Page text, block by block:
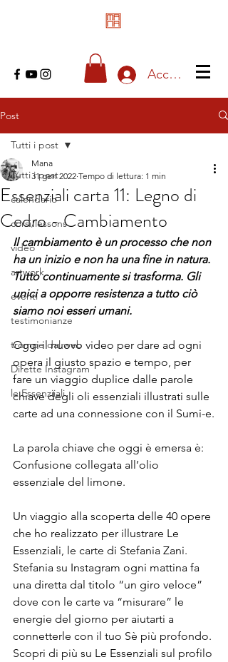
Accedi
Post
Tutti i post
calendario
corsi/lessons
video
artwork
eventi
testimonianze
trompe dal web
Dirette Instagram
le Essenziiali
Tutti i post
Essenziali carta 11: Legno di
Cedro - Cambiamento
Mana
31 gen 2022 Tempo di lettura: 1 min
Il cambiamento è un processo che non
ha un inizio e non ha una fine in natura.
Tutto continuamente si trasforma. Gli
unici a opporre resistenza a tutto ciò
siamo noi esseri umani.
Oggi il nuovo video per dare ad ogni
opera il giusto spazio e tempo, per
fare un viaggio duplice dalle parole
chiave degli oli essenziali illustrati sulle
carte ad una connessione con il Sumi-e.
La parola chiave che oggi è emersa è:
Confusione collegata all’olio
essenziale del limone.
Un viaggio alla scoperta delle 40 opere
che ho realizzato per illustrare Le
Essenziali, le carte di Stefania Zani.
Stefania su Instagram ogni mattina fa
una diretta dal titolo “un giro veloce”
dove con le carte va “misurare” le
energie del giorno per aiutarti a
connetterle con il tuo Sè più profondo.
Scopri di più su Le Essenziali sul profilo